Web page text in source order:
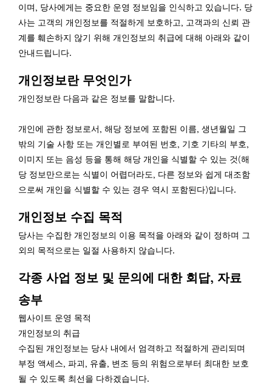
이며, 당사에게는 중요한 운영 정보임을 인식하고 있습니다. 당
사는 고객의 개인정보를 적절하게 보호하고, 고객과의 신뢰 관
계를 훼손하지 않기 위해 개인정보의 취급에 대해 아래와 같이
안내드립니다.
개인정보란 무엇인가
개인정보란 다음과 같은 정보를 말합니다.
개인에 관한 정보로서, 해당 정보에 포함된 이름, 생년월일 그
밖의 기술 사항 또는 개인별로 부여된 번호, 기호 기타의 부호,
이미지 또는 음성 등을 통해 해당 개인을 식별할 수 있는 것(해
당 정보만으로는 식별이 어렵더라도, 다른 정보와 쉽게 대조함
으로써 개인을 식별할 수 있는 경우 역시 포함된다)입니다.
개인정보 수집 목적
당사는 수집한 개인정보의 이용 목적을 아래와 같이 정하며 그
외의 목적으로는 일절 사용하지 않습니다.
각종 사업 정보 및 문의에 대한 회답, 자료
송부
웹사이트 운영 목적
개인정보의 취급
수집된 개인정보는 당사 내에서 엄격하고 적절하게 관리되며
부정 액세스, 파괴, 유출, 변조 등의 위험으로부터 최대한 보호
될 수 있도록 최선을 다하겠습니다.